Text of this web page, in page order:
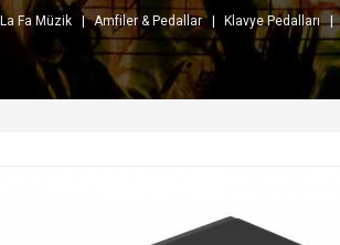
La Fa Müzik Amfiler & Pedallar Klavye Pedalları